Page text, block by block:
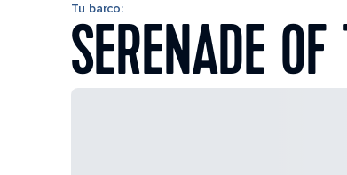
Tu barco:
SERENADE